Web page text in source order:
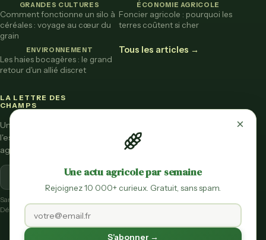
GRANDES CULTURES
Comment fonctionne un silo à
céréales : voyage au cœur du
grain
ÉCONOMIE AGRICOLE
Foncier agricole : pourquoi les
terres coûtent si cher
ENVIRONNEMENT
Les haies bocagères : le grand
retour d'un allié discret
Tous les articles →
LA LETTRE DES
CHAMPS
Une fois par mois,
l'essentiel de l'actu
agricole vulgarisée.
S'inscrire
Sans spam.
Désinscription en un clic.
×
Une actu agricole par semaine
Rejoignez 10 000+ curieux. Gratuit, sans spam.
S'abonner →